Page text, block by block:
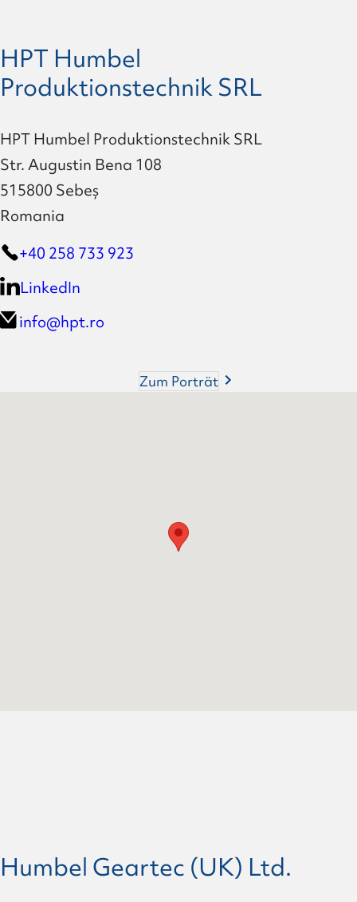
HPT Humbel
Produktionstechnik SRL
HPT Humbel Produktionstechnik SRL
Str. Augustin Bena 108
515800 Sebeș
Romania
+40 258 733 923
LinkedIn
info@hpt.ro
Zum Porträt
Humbel Geartec (UK) Ltd.